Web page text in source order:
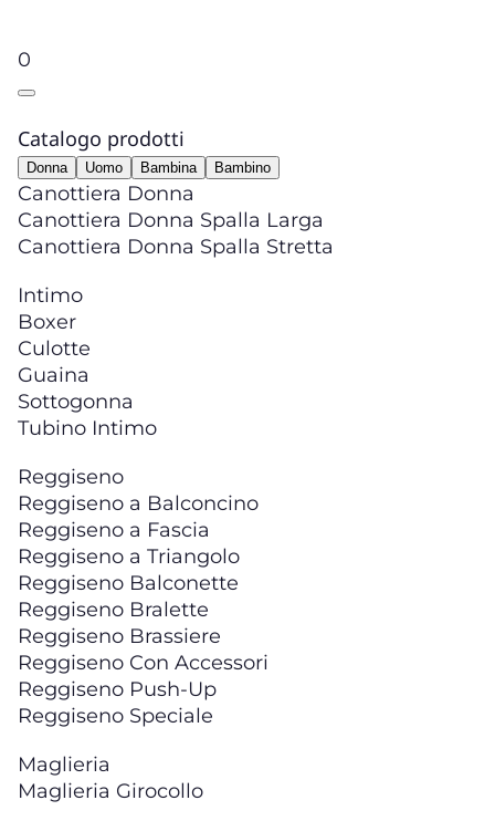
0
Catalogo prodotti
Donna Uomo Bambina Bambino
Canottiera Donna
Canottiera Donna Spalla Larga
Canottiera Donna Spalla Stretta
Intimo
Boxer
Culotte
Guaina
Sottogonna
Tubino Intimo
Reggiseno
Reggiseno a Balconcino
Reggiseno a Fascia
Reggiseno a Triangolo
Reggiseno Balconette
Reggiseno Bralette
Reggiseno Brassiere
Reggiseno Con Accessori
Reggiseno Push-Up
Reggiseno Speciale
Maglieria
Maglieria Girocollo